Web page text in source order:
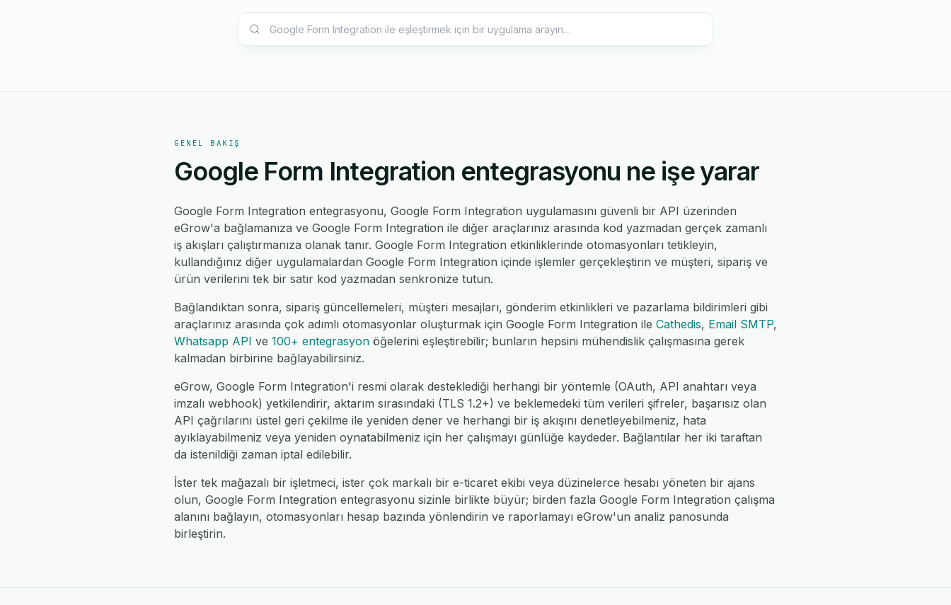
GENEL BAKIŞ
Google Form Integration entegrasyonu ne işe yarar
Google Form Integration entegrasyonu, Google Form Integration uygulamasını güvenli bir API üzerinden
eGrow'a bağlamanıza ve Google Form Integration ile diğer araçlarınız arasında kod yazmadan gerçek zamanlı
iş akışları çalıştırmanıza olanak tanır. Google Form Integration etkinliklerinde otomasyonları tetikleyin,
kullandığınız diğer uygulamalardan Google Form Integration içinde işlemler gerçekleştirin ve müşteri, sipariş ve
ürün verilerini tek bir satır kod yazmadan senkronize tutun.
Bağlandıktan sonra, sipariş güncellemeleri, müşteri mesajları, gönderim etkinlikleri ve pazarlama bildirimleri gibi
araçlarınız arasında çok adımlı otomasyonlar oluşturmak için Google Form Integration ile Cathedis, Email SMTP,
Whatsapp API ve 100+ entegrasyon öğelerini eşleştirebilir; bunların hepsini mühendislik çalışmasına gerek
kalmadan birbirine bağlayabilirsiniz.
eGrow, Google Form Integration'i resmi olarak desteklediği herhangi bir yöntemle (OAuth, API anahtarı veya
imzalı webhook) yetkilendirir, aktarım sırasındaki (TLS 1.2+) ve beklemedeki tüm verileri şifreler, başarısız olan
API çağrılarını üstel geri çekilme ile yeniden dener ve herhangi bir iş akışını denetleyebilmeniz, hata
ayıklayabilmeniz veya yeniden oynatabilmeniz için her çalışmayı günlüğe kaydeder. Bağlantılar her iki taraftan
da istenildiği zaman iptal edilebilir.
İster tek mağazalı bir işletmeci, ister çok markalı bir e-ticaret ekibi veya düzinelerce hesabı yöneten bir ajans
olun, Google Form Integration entegrasyonu sizinle birlikte büyür; birden fazla Google Form Integration çalışma
alanını bağlayın, otomasyonları hesap bazında yönlendirin ve raporlamayı eGrow'un analiz panosunda
birleştirin.